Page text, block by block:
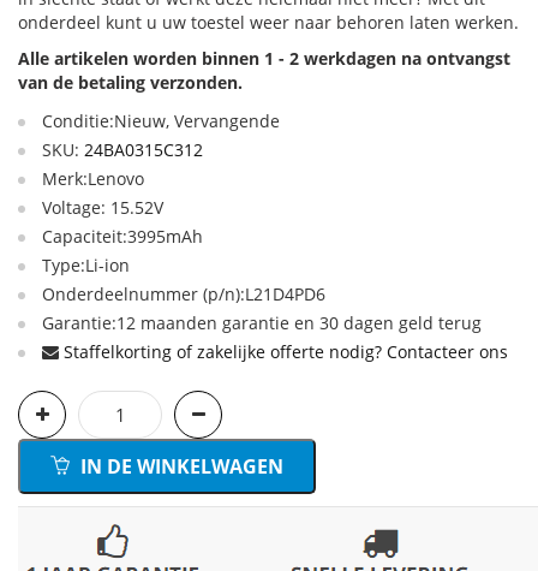
onderdeel kunt u uw toestel weer naar behoren laten werken.
Alle artikelen worden binnen 1 - 2 werkdagen na ontvangst
van de betaling verzonden.
Conditie:Nieuw, Vervangende
SKU: 24BA0315C312
Merk:Lenovo
Voltage: 15.52V
Capaciteit:3995mAh
Type:Li-ion
Onderdeelnummer (p/n):L21D4PD6
Garantie:12 maanden garantie en 30 dagen geld terug
Staffelkorting of zakelijke offerte nodig? Contacteer ons
IN DE WINKELWAGEN